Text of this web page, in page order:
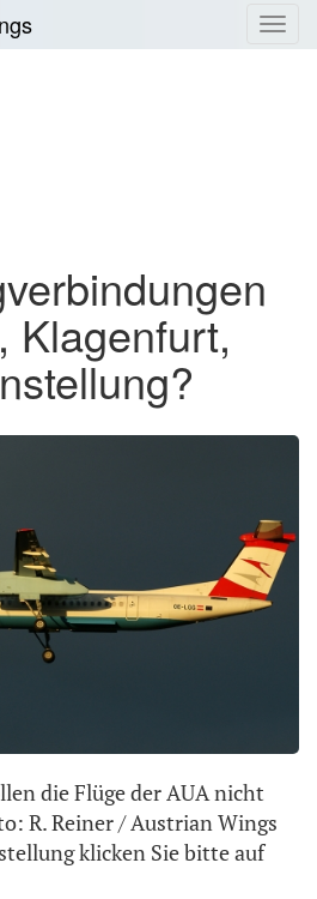
Klagenfurt,
die Flüge der AUA nicht
R. Reiner / Austrian Wings
klicken Sie bitte auf